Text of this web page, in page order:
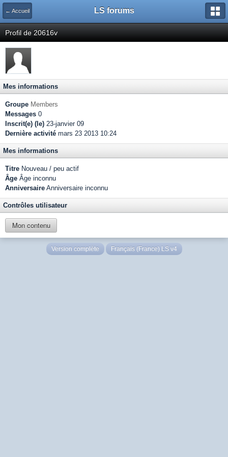
← Accueil LS forums
Profil de 20616v
Mes informations
Groupe Members
Messages 0
Inscrit(e) (le) 23-janvier 09
Dernière activité mars 23 2013 10:24
Mes informations
Titre Nouveau / peu actif
Âge Âge inconnu
Anniversaire Anniversaire inconnu
Contrôles utilisateur
Mon contenu
Version complète Français (France) LS v4